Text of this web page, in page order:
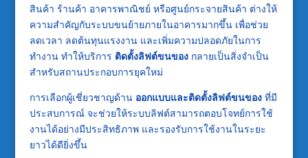
สินค้า ร้านค้า อาคารพาณิชย์ หรือศูนย์กระจายสินค้า ต่างให้
ความสำคัญกับระบบขนย้ายภายในอาคารมากขึ้น เพื่อช่วย
ลดเวลา ลดต้นทุนแรงงาน และเพิ่มความปลอดภัยในการ
ทำงาน ทำให้บริการ ติดตั้งลิฟต์ขนของกลายเป็นสิ่งจำเป็น
สำหรับสถานประกอบการยุคใหม่
การเลือกผู้เชี่ยวชาญด้าน ออกแบบและติดตั้งลิฟต์ขนของที่มี
ประสบการณ์ จะช่วยให้ระบบลิฟต์สามารถตอบโจทย์การใช้
งานได้อย่างมีประสิทธิภาพ และรองรับการใช้งานในระยะ
ยาวได้ดียิ่งขึ้น